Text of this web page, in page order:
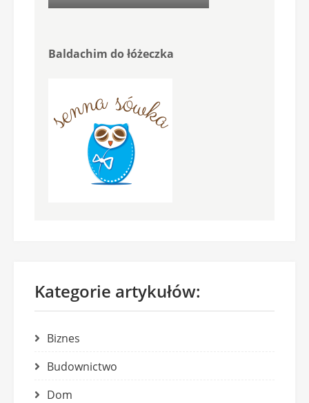
Baldachim do łóżeczka
Kategorie artykułów:
Biznes
Budownictwo
Dom